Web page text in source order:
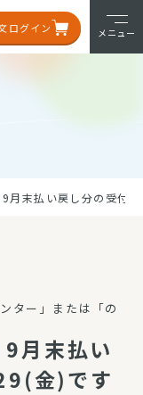
ログイン メニュー
9月末払い戻し分の受付
ター」または「の
9月末払い
金)です